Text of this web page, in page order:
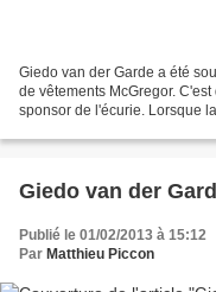
Giedo van der Garde a été
de vêtements McGregor.
sponsor de l'écurie. Lorsque
Giedo van der
Publié le 01/02/2013 à 15:12
Par Matthieu Piccon